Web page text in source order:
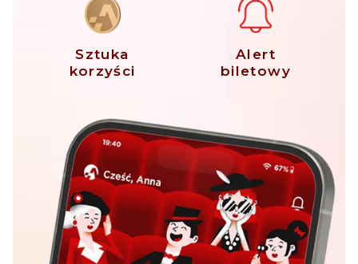
Sztuka
korzyści
Alert
biletowy